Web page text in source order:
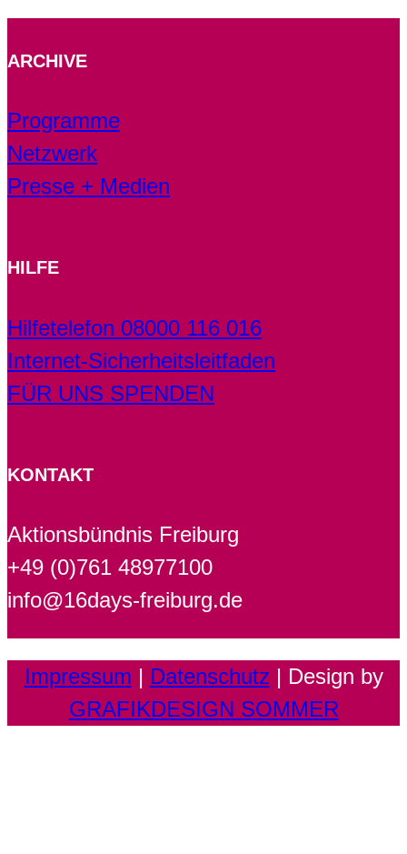
ARCHIVE
Programme
Netzwerk
Presse + Medien
HILFE
Hilfetelefon 08000 116 016
Internet-Sicherheitsleitfaden
FÜR UNS SPENDEN
KONTAKT
Aktionsbündnis Freiburg
+49 (0)761 48977100
info@16days-freiburg.de
Impressum | Datenschutz | Design by
GRAFIKDESIGN SOMMER